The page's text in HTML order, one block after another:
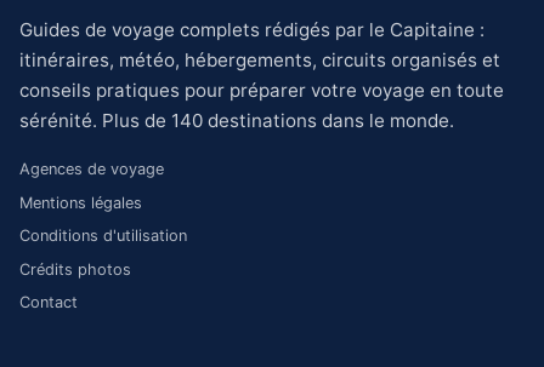
Guides de voyage complets rédigés par le Capitaine :
itinéraires, météo, hébergements, circuits organisés et
conseils pratiques pour préparer votre voyage en toute
sérénité. Plus de 140 destinations dans le monde.
Agences de voyage
Mentions légales
Conditions d'utilisation
Crédits photos
Contact